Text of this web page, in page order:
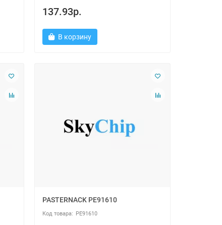
137.93р.
В корзину
PASTERNACK PE91610
PE91610